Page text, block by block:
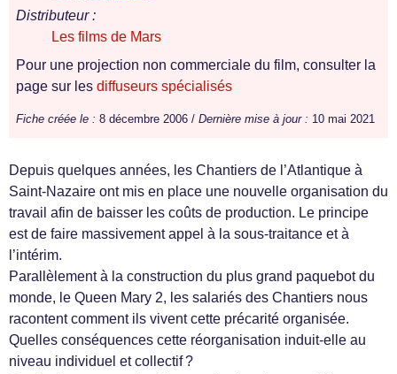
Distributeur :
Les films de Mars
Pour une projection non commerciale du film, consulter la
page sur les diffuseurs spécialisés
Fiche créée le : 8 décembre 2006 / Dernière mise à jour : 10 mai 2021
Depuis quelques années, les Chantiers de l’Atlantique à
Saint-Nazaire ont mis en place une nouvelle organisation du
travail afin de baisser les coûts de production. Le principe
est de faire massivement appel à la sous-traitance et à
l’intérim.
Parallèlement à la construction du plus grand paquebot du
monde, le Queen Mary 2, les salariés des Chantiers nous
racontent comment ils vivent cette précarité organisée.
Quelles conséquences cette réorganisation induit-elle au
niveau individuel et collectif ?